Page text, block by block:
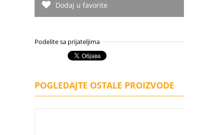
Dodaj u favorite
Podelite sa prijateljima
POGLEDAJTE OSTALE PROIZVODE